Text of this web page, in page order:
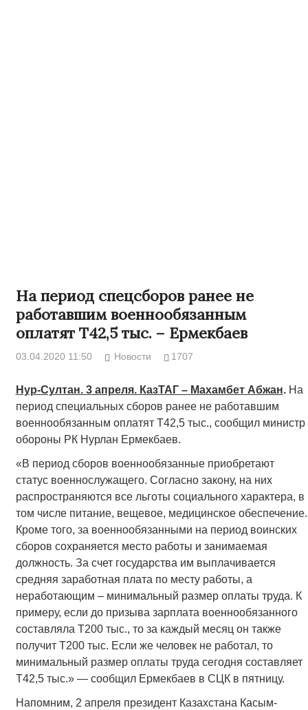
На период спецсборов ранее не
работавшим военнообязанным
оплатят Т42,5 тыс. – Ермекбаев
03.04.2020 11:50 Новости 1707
Нур-Султан. 3 апреля. КазТАГ – Махамбет Абжан.На
период специальных сборов ранее не работавшим
военнообязанным оплатят Т42,5 тыс., сообщил министр
обороны РК Нурлан Ермекбаев.
«В период сборов военнообязанные приобретают
статус военнослужащего. Согласно закону, на них
распространяются все льготы социального характера, в
том числе питание, вещевое, медицинское обеспечение.
Кроме того, за военнообязанными на период воинских
сборов сохраняется место работы и занимаемая
должность. За счет государства им выплачивается
средняя заработная плата по месту работы, а
неработающим – минимальный размер оплаты труда. К
примеру, если до призыва зарплата военнообязанного
составляла Т200 тыс., то за каждый месяц он также
получит Т200 тыс. Если же человек не работал, то
минимальный размер оплаты труда сегодня составляет
Т42,5 тыс.» — сообщил Ермекбаев в СЦК в пятницу.
Напомним, 2 апреля президент Казахстана Касым-